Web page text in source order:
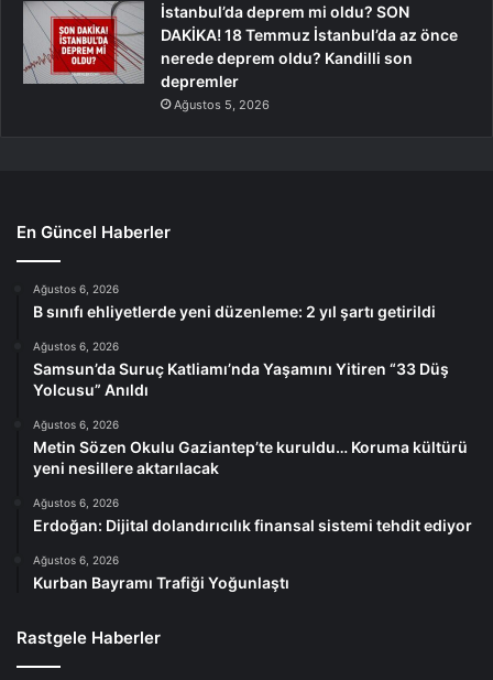
İstanbul’da deprem mi oldu? SON
DAKİKA! 18 Temmuz İstanbul’da az önce
nerede deprem oldu? Kandilli son
depremler
Ağustos 5, 2026
En Güncel Haberler
Ağustos 6, 2026
B sınıfı ehliyetlerde yeni düzenleme: 2 yıl şartı getirildi
Ağustos 6, 2026
Samsun’da Suruç Katliamı’nda Yaşamını Yitiren “33 Düş
Yolcusu” Anıldı
Ağustos 6, 2026
Metin Sözen Okulu Gaziantep’te kuruldu… Koruma kültürü
yeni nesillere aktarılacak
Ağustos 6, 2026
Erdoğan: Dijital dolandırıcılık finansal sistemi tehdit ediyor
Ağustos 6, 2026
Kurban Bayramı Trafiği Yoğunlaştı
Rastgele Haberler